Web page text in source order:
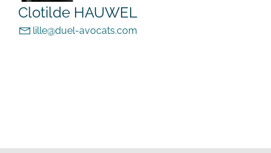
Clotilde HAUWEL
lille@duel-avocats.com